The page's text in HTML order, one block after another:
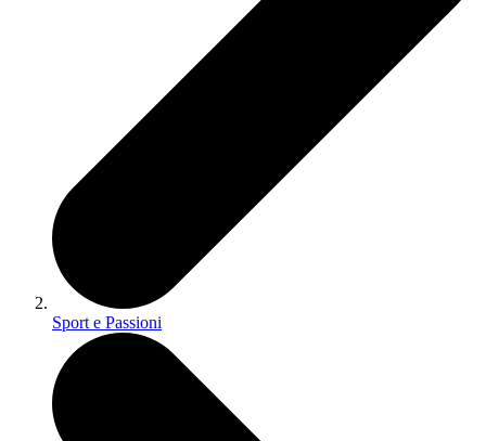
Sport e Passioni